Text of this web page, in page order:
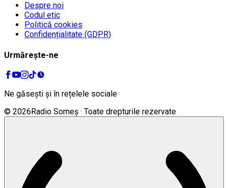
Despre noi
Codul etic
Politică cookies
Confidențialitate (GDPR)
Urmărește-ne
Ne găsești și în rețelele sociale
© 2026Radio Someș · Toate drepturile rezervate